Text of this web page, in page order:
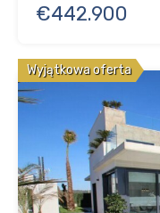
€442.900
Wyjątkowa oferta